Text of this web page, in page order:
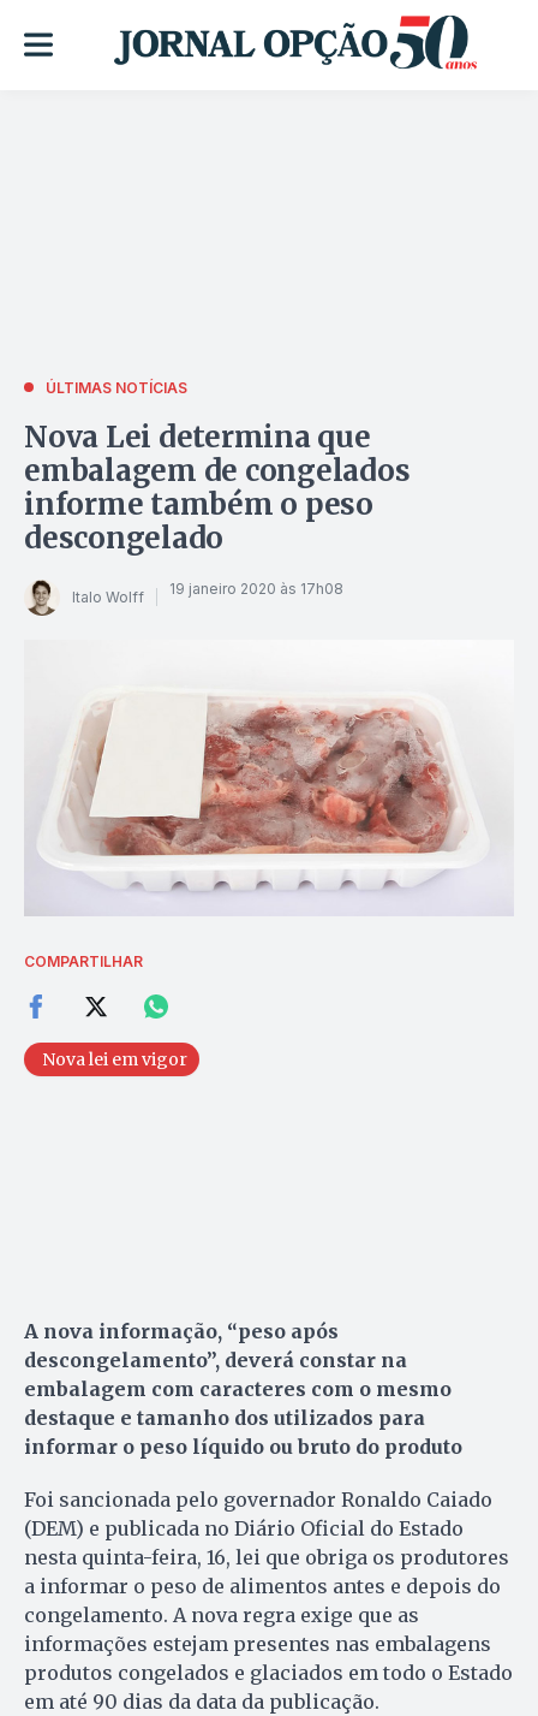
ÚLTIMAS NOTÍCIAS
Nova Lei determina que
embalagem de congelados
informe também o peso
descongelado
Italo Wolff 19 janeiro 2020 às 17h08
COMPARTILHAR
Nova lei em vigor
A nova informação, “peso após
descongelamento”, deverá constar na
embalagem com caracteres com o mesmo
destaque e tamanho dos utilizados para
informar o peso líquido ou bruto do produto
Foi sancionada pelo governador Ronaldo Caiado
(DEM) e publicada no Diário Oficial do Estado
nesta quinta-feira, 16, lei que obriga os produtores
a informar o peso de alimentos antes e depois do
congelamento. A nova regra exige que as
informações estejam presentes nas embalagens
produtos congelados e glaciados em todo o Estado
em até 90 dias da data da publicação.